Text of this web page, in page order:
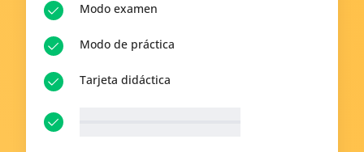
Modo examen
Modo de práctica
Tarjeta didáctica